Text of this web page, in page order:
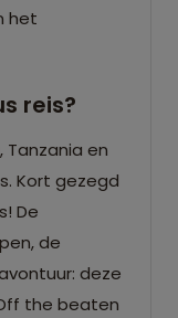
het
reis?
Tanzania en
Kort gezegd
De
de
deze
the beaten